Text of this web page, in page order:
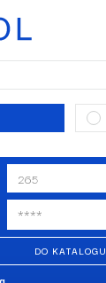
DO KATALOGU